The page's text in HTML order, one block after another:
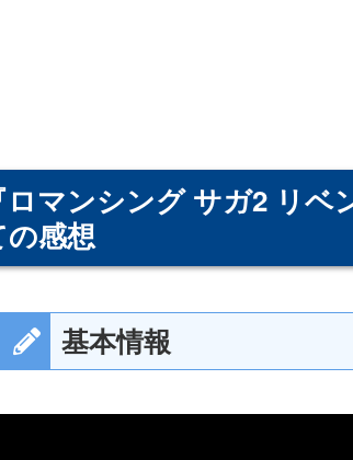
ロマンシング サガ2 リ
の感想
基本情報